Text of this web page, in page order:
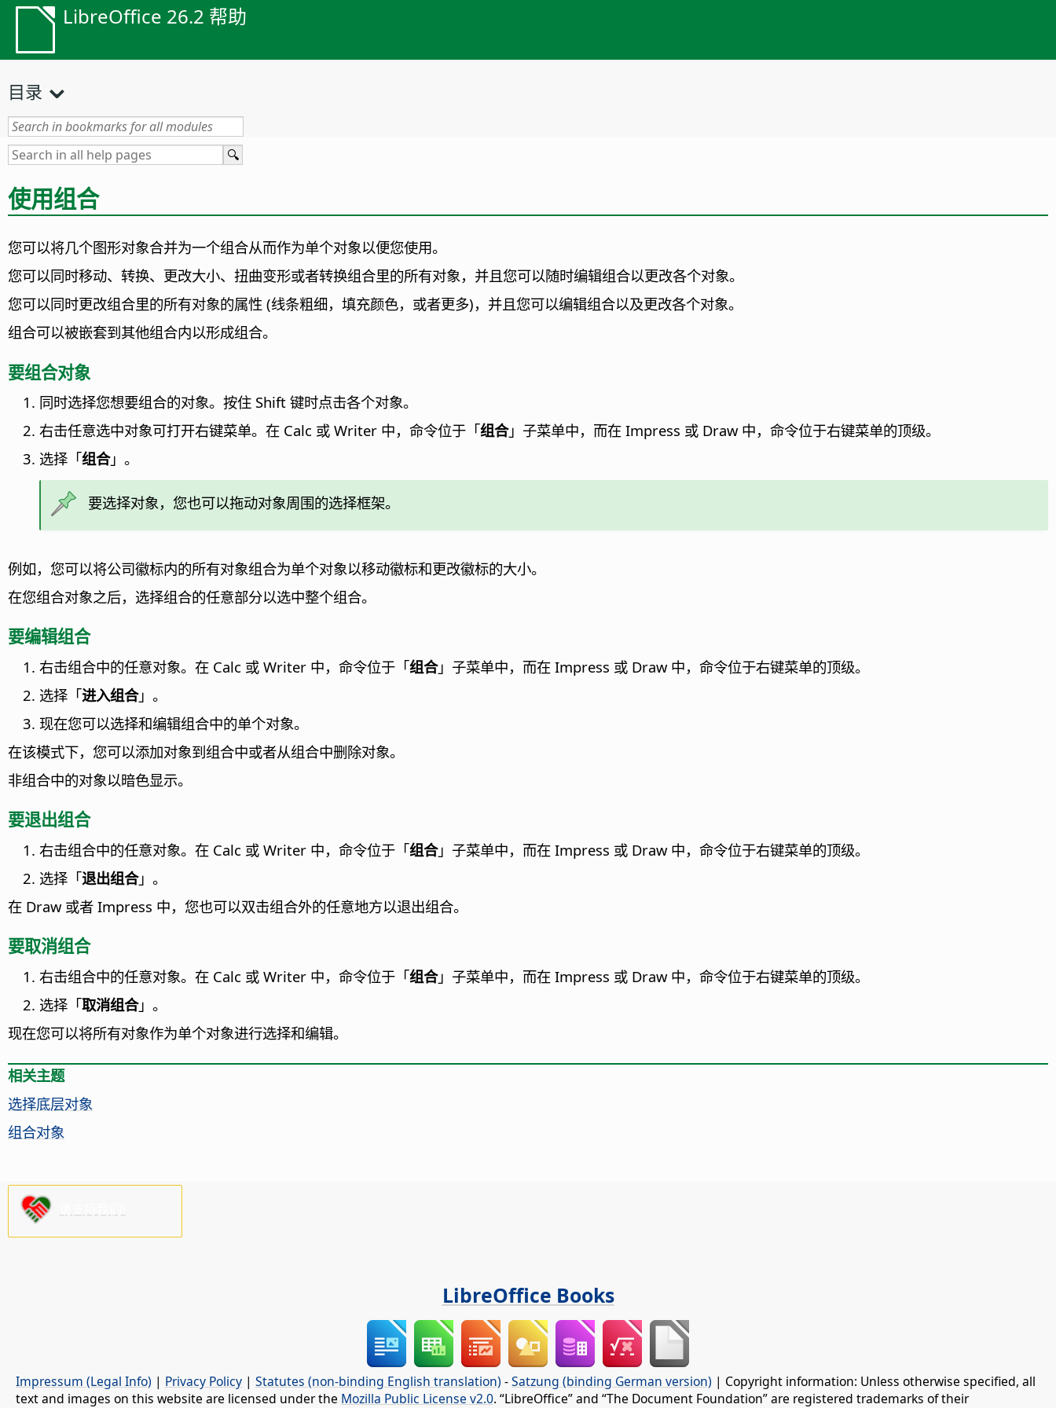
LibreOffice 26.2 帮助
目录
使用组合
您可以将几个图形对象合并为一个组合从而作为单个对象以便您使用。
您可以同时移动、转换、更改大小、扭曲变形或者转换组合里的所有对象，并且您可以随时编辑组合以更改各个对象。
您可以同时更改组合里的所有对象的属性 (线条粗细，填充颜色，或者更多)，并且您可以编辑组合以及更改各个对象。
组合可以被嵌套到其他组合内以形成组合。
要组合对象
同时选择您想要组合的对象。按住 Shift 键时点击各个对象。
右击任意选中对象可打开右键菜单。在 Calc 或 Writer 中，命令位于「组合」子菜单中，而在 Impress 或 Draw 中，命令位于右键菜单的顶级。
选择「组合」。
要选择对象，您也可以拖动对象周围的选择框架。
例如，您可以将公司徽标内的所有对象组合为单个对象以移动徽标和更改徽标的大小。
在您组合对象之后，选择组合的任意部分以选中整个组合。
要编辑组合
右击组合中的任意对象。在 Calc 或 Writer 中，命令位于「组合」子菜单中，而在 Impress 或 Draw 中，命令位于右键菜单的顶级。
选择「进入组合」。
现在您可以选择和编辑组合中的单个对象。
在该模式下，您可以添加对象到组合中或者从组合中删除对象。
非组合中的对象以暗色显示。
要退出组合
右击组合中的任意对象。在 Calc 或 Writer 中，命令位于「组合」子菜单中，而在 Impress 或 Draw 中，命令位于右键菜单的顶级。
选择「退出组合」。
在 Draw 或者 Impress 中，您也可以双击组合外的任意地方以退出组合。
要取消组合
右击组合中的任意对象。在 Calc 或 Writer 中，命令位于「组合」子菜单中，而在 Impress 或 Draw 中，命令位于右键菜单的顶级。
选择「取消组合」。
现在您可以将所有对象作为单个对象进行选择和编辑。
相关主题
选择底层对象
组合对象
LibreOffice Books
Impressum (Legal Info) | Privacy Policy | Statutes (non-binding English translation) -Satzung (binding German version) | Copyright information: Unless otherwise specified, all
text and images on this website are licensed under the Mozilla Public License v2.0. “LibreOffice” and “The Document Foundation” are registered trademarks of their